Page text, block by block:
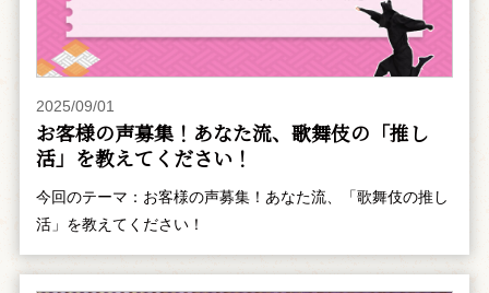
2025/09/01
お客様の声募集！あなた流、歌舞伎の「推し
活」を教えてください！
今回のテーマ：お客様の声募集！あなた流、「歌舞伎の推し
活」を教えてください！